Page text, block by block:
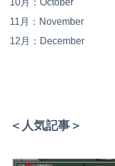
10月：October
11月：November
12月：December
＜人気記事＞